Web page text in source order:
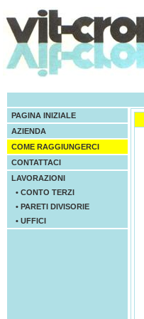
PAGINA INIZIALE
AZIENDA
COME RAGGIUNGERCI
CONTATTACI
LAVORAZIONI
• CONTO TERZI
• PARETI DIVISORIE
• UFFICI